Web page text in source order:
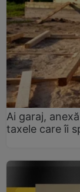
Ai garaj,
taxele care îi